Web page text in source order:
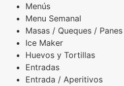
Menús
Menu Semanal
Masas / Queques / Panes
Ice Maker
Huevos y Tortillas
Entradas
Entrada / Aperitivos